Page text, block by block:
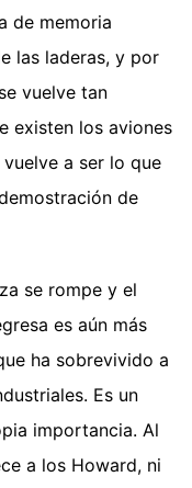
de memoria
las laderas, y por
vuelve tan
existen los aviones
a ser lo que
de
se rompe y el
es aún más
ha sobrevivido a
Es un
importancia. Al
a los Howard, ni